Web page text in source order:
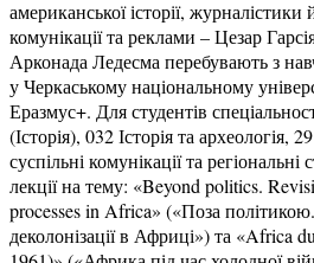
американської історії, журналістики
комунікації та реклами – Цезар
Арконада Ледесма перебувають з
у Черкаському національному
Еразмус+. Для студентів
(Історія), 032 Історія та археологія,
суспільні комунікації та
лекції на тему: «Beyond politics.
processes in Africa» («Поза
деколонізації в Африці») та «Africa